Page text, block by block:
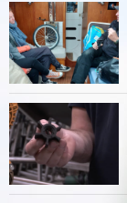
Home